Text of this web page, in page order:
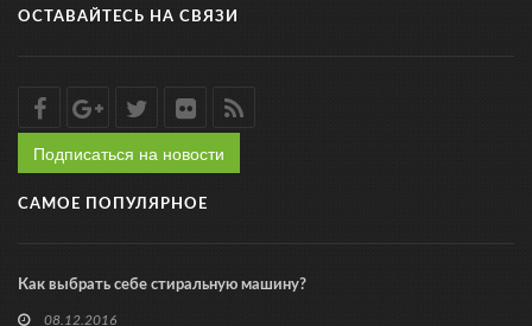
ОСТАВАЙТЕСЬ НА СВЯЗИ
Подписаться на новости
САМОЕ ПОПУЛЯРНОЕ
Как выбрать себе стиральную машину?
08.12.2016